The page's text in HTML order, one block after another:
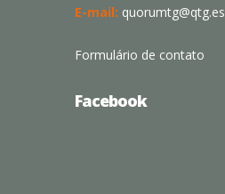
E-mail: quorumtg@qtg.es
Formulário de contato
Facebook